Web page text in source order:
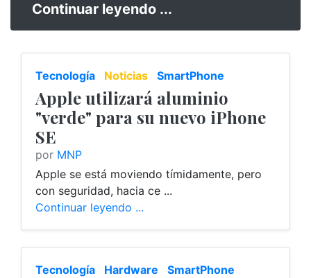
Continuar leyendo ...
Tecnología Noticias SmartPhone
Apple utilizará aluminio
"verde" para su nuevo iPhone
SE
por MNP
Apple se está moviendo tímidamente, pero
con seguridad, hacia ce ...
Continuar leyendo ...
Tecnología Hardware SmartPhone